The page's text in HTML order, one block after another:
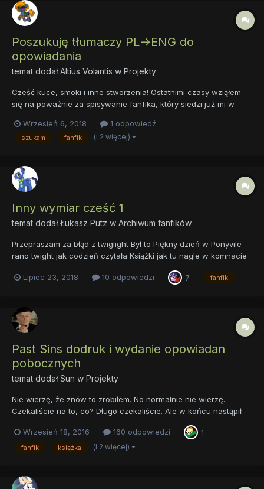
Poszukuję tłumaczy PL->ENG do
opowiadania
temat dodałAltius Volantis w Projekty
Cześć kuce, smoki i inne stworzenia! Ostatnimi czasy wziąłem
się na poważnie za spisywanie fanfika, który siedzi już mi w
a sam niestety słabo piszę po angielsku, szukam dobrych
duszyczek, które pomogłyby mi z ogarnięciem tego tem...
Wrzesień 6, 2018 1 odpowiedź
szukam fanfik (i 2 więcej)
Inny wymiar cześć 1
temat dodałŁukasz Putz w Archiwum fanfików
Przepraszam za błąd z twiglight Był to Piękny dzień w Ponyvile
rano twight jak codzień czytała Książki jak tu nagle w komnacie
kombinezonie i granatowej grzywie z małą cenściom koloru
Lipiec 23, 2018 10 odpowiedzi 7 fanfik
Past Sins dodruk i wydanie opowiadan
pobocznych
temat dodałSun w Projekty
Nie wierzę, że znów to zrobiłem. No normalnie nie wierzę.
Czekaliście na to, co? Długo czekaliście. Ale w końcu nastąpił
kontynuować start. Zatem, po prawie roku od kiedy zacząłem
przygotowywać ten projekt, jestem w zasadzie gotów by pr...
Wrzesień 18, 2016 160 odpowiedzi 1
fanfik książka (i 2 więcej)